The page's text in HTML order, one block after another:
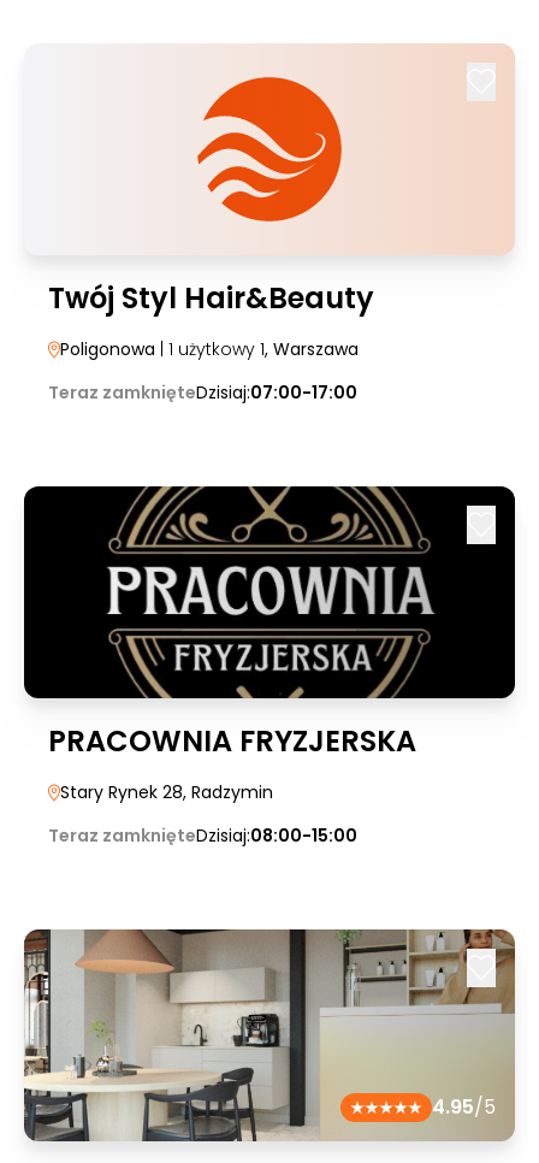
Twój Styl Hair&Beauty
Poligonowa | 1 użytkowy 1, Warszawa
Teraz zamknięteDzisiaj:07:00-17:00
PRACOWNIA FRYZJERSKA
Stary Rynek 28, Radzymin
Teraz zamknięteDzisiaj:08:00-15:00
4.95/5